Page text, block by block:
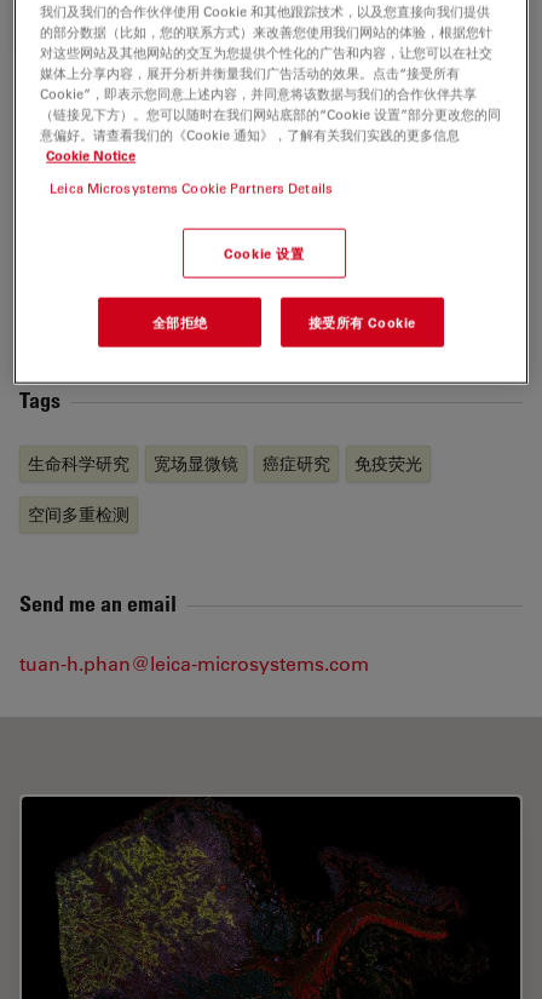
generation. Tuan
began his career in
1992 as a software
engineer at NeoPath, Inc. developing software for an
automatic papsmear-screening diagnostic device. In
1999 he helped to co-found SVision and managed its
software team until he joined Leica in 2021.
Tuan graduated from the University of Washington with
a Bachelor of Science degree in Computer Science and
Engineering (1991) and a Master of Science degree in
Electrical Engineering (1992).
Tags
生命科学研究 宽场显微镜 癌症研究 免疫荧光
空间多重检测
Send me an email
tuan-h.phan@leica-microsystems.com
我们及我们的合作伙伴使用 Cookie 和其他跟踪技术，以及您直接向我们提供
的部分数据（比如，您的联系方式）来改善您使用我们网站的体验，根据您针
对这些网站及其他网站的交互为您提供个性化的广告和内容，让您可以在社交
媒体上分享内容，展开分析并衡量我们广告活动的效果。点击“接受所有
Cookie”，即表示您同意上述内容，并同意将该数据与我们的合作伙伴共享
（链接见下方）。您可以随时在我们网站底部的“Cookie 设置”部分更改您的同
意偏好。请查看我们的《Cookie 通知》，了解有关我们实践的更多信息
Cookie Notice
Leica Microsystems Cookie Partners Details
Cookie 设置
全部拒绝 接受所有 Cookie